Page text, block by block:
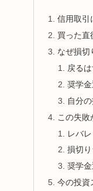
信用取引
買った直
なぜ損切
戻る
奨学
自分
この失敗
レバ
損切
奨学
今の投資